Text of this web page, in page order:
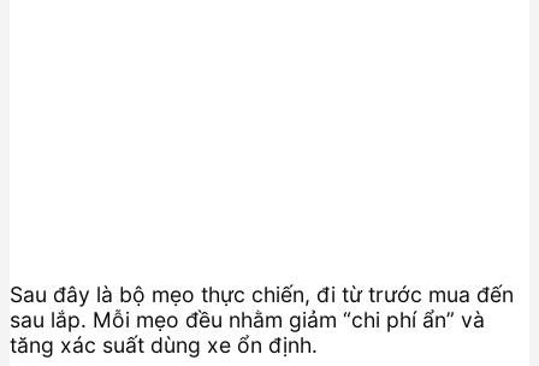
Sau đây là bộ mẹo thực chiến, đi từ trước mua đến
sau lắp. Mỗi mẹo đều nhằm giảm “chi phí ẩn” và
tăng xác suất dùng xe ổn định.